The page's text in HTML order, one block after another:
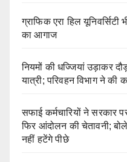
ग्राफिक एरा हिल
का आगाज
नियमों की धज्जियां उड़ाकर
यात्री; परिवहन विभाग ने की
सफाई कर्मचारियों ने सरकार
फिर आंदोलन की चेतावनी;
नहीं हटेंगे पीछे